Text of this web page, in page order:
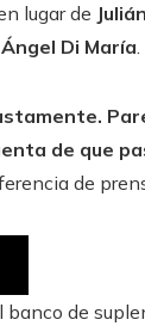
lugar de
Ángel Di María.
de que
de
de